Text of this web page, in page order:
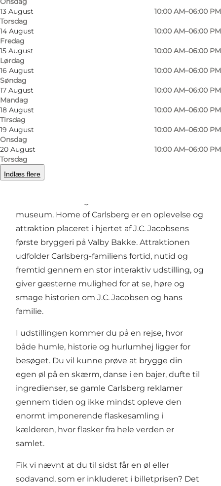
13 August
Torsdag
10:00 AM–06:00 PM
14 August
Fredag
10:00 AM–06:00 PM
15 August
Lørdag
10:00 AM–06:00 PM
16 August
Søndag
10:00 AM–06:00 PM
17 August
Mandag
10:00 AM–06:00 PM
18 August
Tirsdag
10:00 AM–06:00 PM
19 August
Onsdag
10:00 AM–06:00 PM
20 August
Torsdag
10:00 AM–06:00 PM
Indlæs flere
Foto
museum. Home of Carlsberg er en oplevelse og
attraktion placeret i hjertet af J.C. Jacobsens
første bryggeri på Valby Bakke. Attraktionen
udfolder Carlsberg-familiens fortid, nutid og
fremtid gennem en stor interaktiv udstilling, og
giver gæsterne mulighed for at se, høre og
smage historien om J.C. Jacobsen og hans
familie.
I udstillingen kommer du på en rejse, hvor
både humle, historie og hurlumhej ligger for
besøget. Du vil kunne prøve at brygge din
egen øl på en skærm, danse i en bajer, dufte til
ingredienser, se gamle Carlsberg reklamer
gennem tiden og ikke mindst opleve den
enormt imponerende flaskesamling i
kælderen, hvor flasker fra hele verden er
samlet.
Fik vi nævnt at du til sidst får en øl eller
sodavand, som er inkluderet i billetprisen? Det